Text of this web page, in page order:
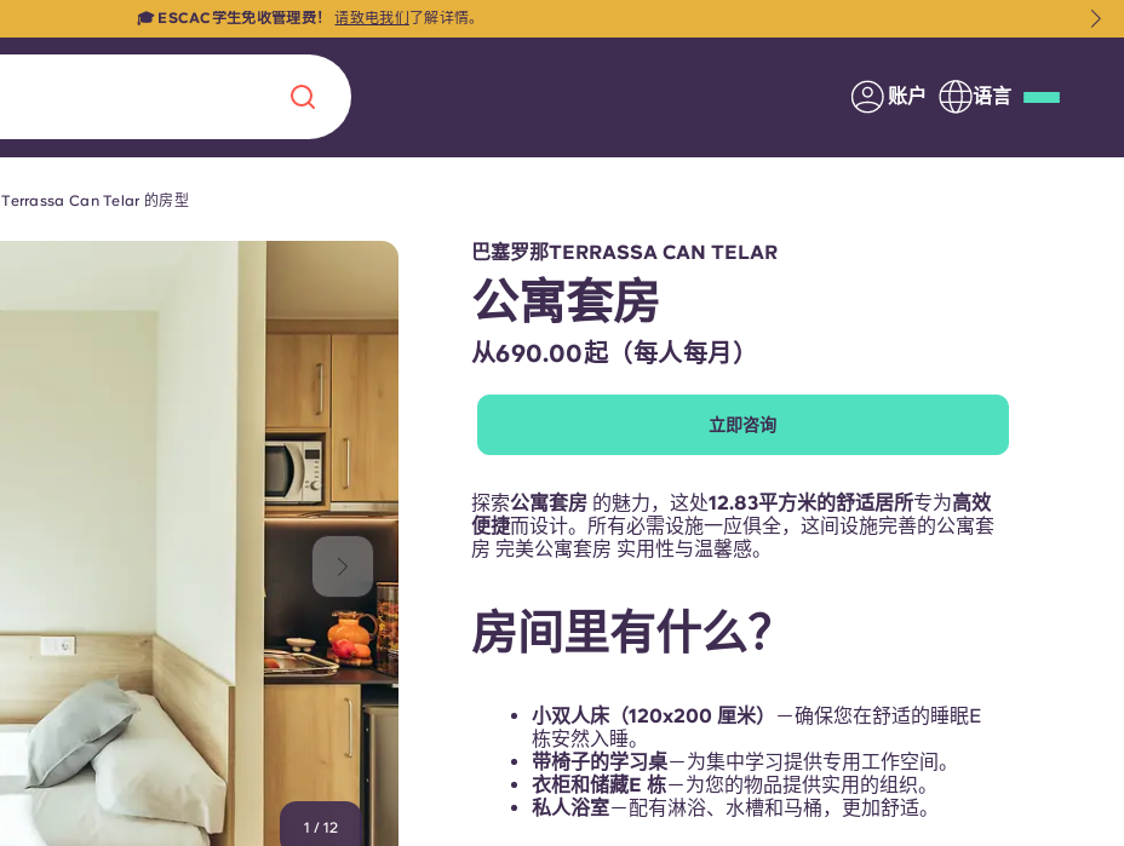
账户 语言
关于我们 与Yugo合作
常见问题解答 家长须知
博客 联系我们
🎓 ESCAC学生免收管理费！ 请致电我们 了解详情。
Terrassa Can Telar 的房型
1 / 12
巴塞罗那TERRASSA CAN TELAR
公寓套房
从690.00起（每人每月）
立即咨询
探索公寓套房 的魅力，这处12.83平方米的舒适居所专为高效
便捷而设计。所有必需设施一应俱全，这间设施完善的公寓套
房 完美公寓套房 实用性与温馨感。
房间里有什么？
小双人床（120x200 厘米）
－确保您在舒适的睡眠E
栋安然入睡。
带椅子的学习桌－为集中学习提供专用工作空间。
衣柜和储藏E 栋－为您的物品提供实用的组织。
私人浴室－配有淋浴、水槽和马桶，更加舒适。